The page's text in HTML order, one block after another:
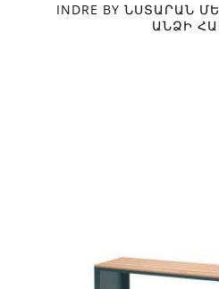
INDRE BY ՆՍՏԱՐԱՆ
ԱՆՁԻ